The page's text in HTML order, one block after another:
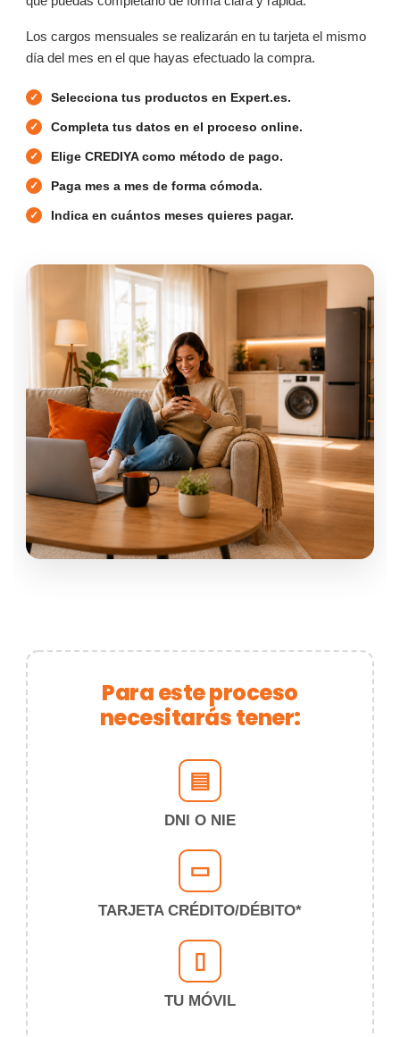
Los cargos mensuales se realizarán en tu tarjeta el mismo
día del mes en el que hayas efectuado la compra.
Selecciona tus productos en Expert.es.
Completa tus datos en el proceso online.
Elige CREDIYA como método de pago.
Paga mes a mes de forma cómoda.
Indica en cuántos meses quieres pagar.
Para este proceso
necesitarás tener:
▤
DNI O NIE
▭
TARJETA CRÉDITO/DÉBITO*
▯
TU MÓVIL